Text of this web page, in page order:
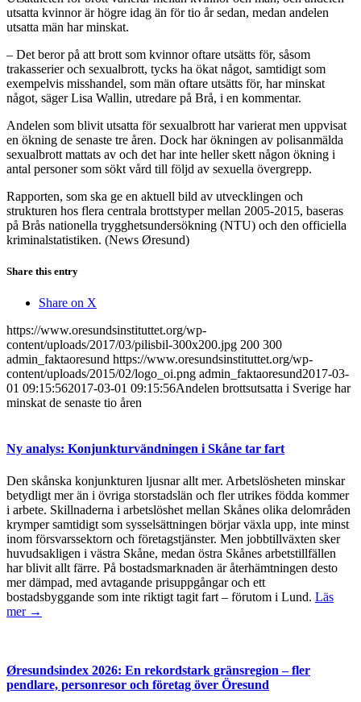
utsatta kvinnor är högre idag än för tio år sedan, medan andelen
utsatta män har minskat.
– Det beror på att brott som kvinnor oftare utsätts för, såsom
trakasserier och sexualbrott, tycks ha ökat något, samtidigt som
exempelvis misshandel, som män oftare utsätts för, har minskat
något, säger Lisa Wallin, utredare på Brå, i en kommentar.
Andelen som blivit utsatta för sexualbrott har varierat men uppvisat
en ökning de senaste tre åren. Dock har ökningen av polisanmälda
sexualbrott mattats av och det har inte heller skett någon ökning i
antal personer som sökt vård till följd av sexuella övergrepp.
Rapporten, som ska ge en aktuell bild av utvecklingen och
strukturen hos flera centrala brottstyper mellan 2005-2015, baseras
på Brås nationella trygghetsundersökning (NTU) och den officiella
kriminalstatistiken. (News Øresund)
Share this entry
Share on X
https://www.oresundsinstituttet.org/wp-
content/uploads/2017/03/pilisbil-300x200.jpg 200 300
admin_faktaoresund https://www.oresundsinstituttet.org/wp-
content/uploads/2015/02/logo_oi.png admin_faktaoresund2017-03-
01 09:15:562017-03-01 09:15:56Andelen brottsutsatta i Sverige har
minskat de senaste tio åren
Ny analys: Konjunkturvändningen i Skåne tar fart
Den skånska konjunkturen ljusnar allt mer. Arbetslösheten minskar
betydligt mer än i övriga storstadslän och fler utrikes födda kommer
i arbete. Skillnaderna i arbetslöshet mellan Skånes olika delområden
krymper samtidigt som sysselsättningen börjar växla upp, inte minst
inom försvarssektorn och företagstjänster. Men jobbtillväxten sker
huvudsakligen i västra Skåne, medan östra Skånes arbetstillfällen
har blivit allt färre. På bostadsmarknaden är återhämtningen desto
mer dämpad, med avtagande prisuppgångar och ett
bostadsbyggande som inte riktigt tagit fart – förutom i Lund. Läs
mer →
Øresundsindex 2026: En rekordstark gränsregion – fler
pendlare, personresor och företag över Öresund